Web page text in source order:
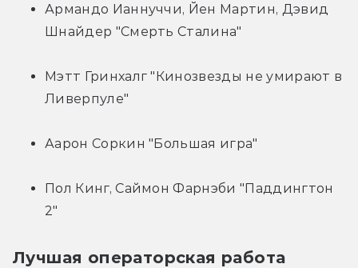
Армандо Ианнуччи, Йен Мартин, Дэвид
Шнайдер "Смерть Сталина"
Мэтт Гринхалг "Кинозвезды не умирают в
Ливерпуле"
Аарон Соркин "Большая игра"
Пол Кинг, Саймон Фарнэби "Паддингтон
2"
Лучшая операторская работа